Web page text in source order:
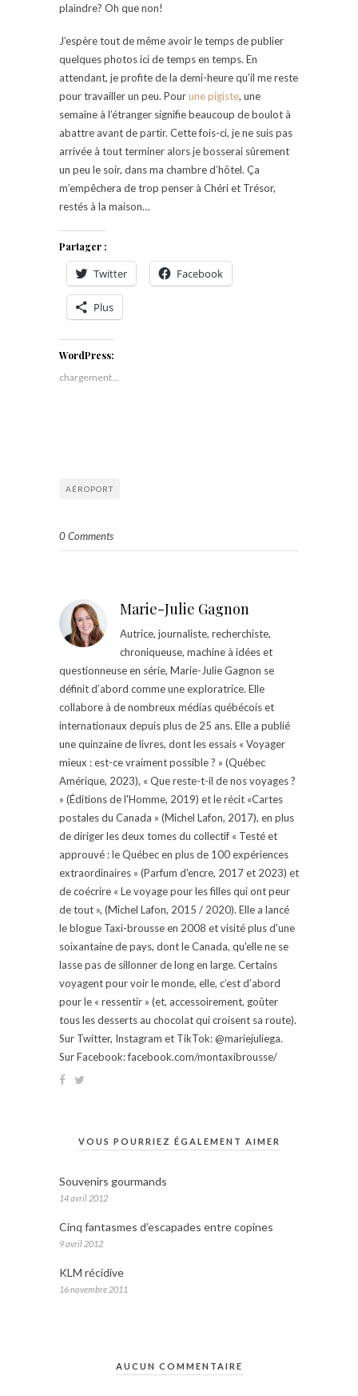
plaindre? Oh que non!
J’espère tout de même avoir le temps de publier
quelques photos ici de temps en temps. En
attendant, je profite de la demi-heure qu’il me reste
pour travailler un peu. Pourune pigiste, une
semaine à l’étranger signifie beaucoup de boulot à
abattre avant de partir. Cette fois-ci, je ne suis pas
arrivée à tout terminer alors je bosserai sûrement
un peu le soir, dans ma chambre d’hôtel. Ça
m’empêchera de trop penser à Chéri et Trésor,
restés à la maison…
Partager :
Twitter Facebook
Plus
WordPress:
chargement…
AÉROPORT
0 Comments
Marie-Julie Gagnon
Autrice, journaliste, recherchiste,
chroniqueuse, machine à idées et
questionneuse en série, Marie-Julie Gagnon se
définit d’abord comme une exploratrice. Elle
collabore à de nombreux médias québécois et
internationaux depuis plus de 25 ans. Elle a publié
une quinzaine de livres, dont les essais « Voyager
mieux : est-ce vraiment possible ? » (Québec
Amérique, 2023), « Que reste-t-il de nos voyages ?
» (Éditions de l'Homme, 2019) et le récit «Cartes
postales du Canada » (Michel Lafon, 2017), en plus
de diriger les deux tomes du collectif « Testé et
approuvé : le Québec en plus de 100 expériences
extraordinaires » (Parfum d'encre, 2017 et 2023) et
de coécrire « Le voyage pour les filles qui ont peur
de tout », (Michel Lafon, 2015 / 2020). Elle a lancé
le blogue Taxi-brousse en 2008 et visité plus d'une
soixantaine de pays, dont le Canada, qu'elle ne se
lasse pas de sillonner de long en large. Certains
voyagent pour voir le monde, elle, c’est d’abord
pour le « ressentir » (et, accessoirement, goûter
tous les desserts au chocolat qui croisent sa route).
Sur Twitter, Instagram et TikTok: @mariejuliega.
Sur Facebook: facebook.com/montaxibrousse/
VOUS POURRIEZ ÉGALEMENT AIMER
Souvenirs gourmands
14 avril 2012
Cinq fantasmes d’escapades entre copines
9 avril 2012
KLM récidive
16 novembre 2011
AUCUN COMMENTAIRE